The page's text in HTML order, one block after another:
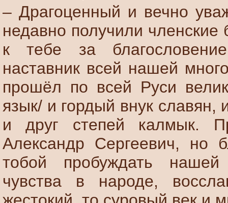
– Драгоценный и вечно
недавно получили
к тебе за
наставник всей нашей
прошёл по всей Руси
язык/ и гордый внук
и друг степей калмык.
Александр Сергеевич, но
тобой пробуждать
чувства в народе,